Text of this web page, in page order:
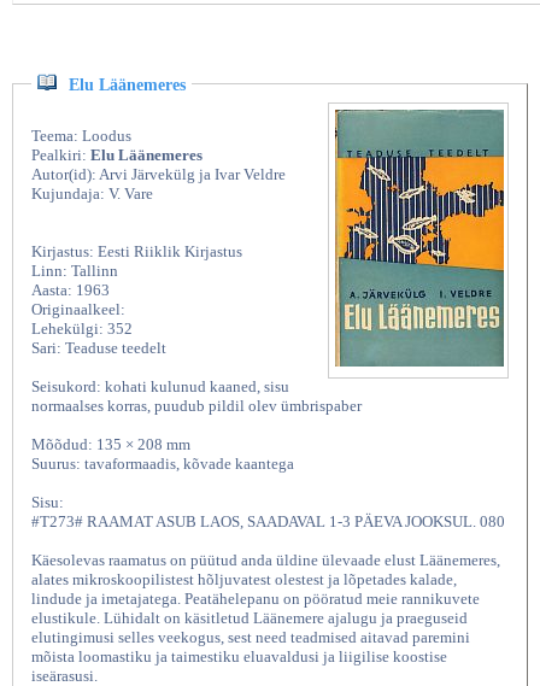
Elu Läänemeres
Teema: Loodus
Pealkiri: Elu Läänemeres
Autor(id): Arvi Järvekülg ja Ivar Veldre
Kujundaja: V. Vare
Kirjastus: Eesti Riiklik Kirjastus
Linn: Tallinn
Aasta: 1963
Originaalkeel:
Lehekülgi: 352
Sari: Teaduse teedelt
Seisukord: kohati kulunud kaaned, sisu
normaalses korras, puudub pildil olev ümbrispaber
Mõõdud: 135 × 208 mm
Suurus: tavaformaadis, kõvade kaantega
Sisu:
#T273# RAAMAT ASUB LAOS, SAADAVAL 1-3 PÄEVA JOOKSUL. 080
Käesolevas raamatus on püütud anda üldine ülevaade elust Läänemeres,
alates mikroskoopilistest hõljuvatest olestest ja lõpetades kalade,
lindude ja imetajatega. Peatähelepanu on pööratud meie rannikuvete
elustikule. Lühidalt on käsitletud Läänemere ajalugu ja praeguseid
elutingimusi selles veekogus, sest need teadmised aitavad paremini
mõista loomastiku ja taimestiku eluavaldusi ja liigilise koostise
iseärasusi.